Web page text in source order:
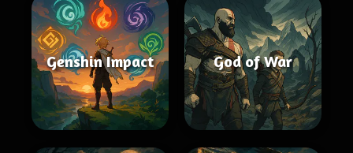
Genshin Impact God of War